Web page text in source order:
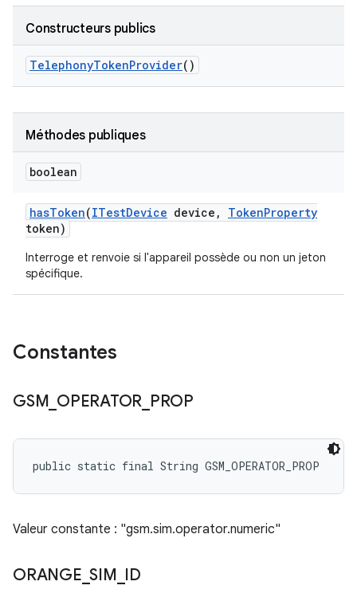
Constructeurs publics
TelephonyTokenProvider()
Méthodes publiques
boolean
hasToken(ITestDevice device , TokenProperty
token)
Interroge et renvoie si l'appareil possède ou non un jeton
spécifique.
Constantes
GSM OPERATOR PROP
public static final String GSM_OPERATOR_PROP
Valeur constante : "gsm.sim.operator.numeric"
ORANGE _SIM ID